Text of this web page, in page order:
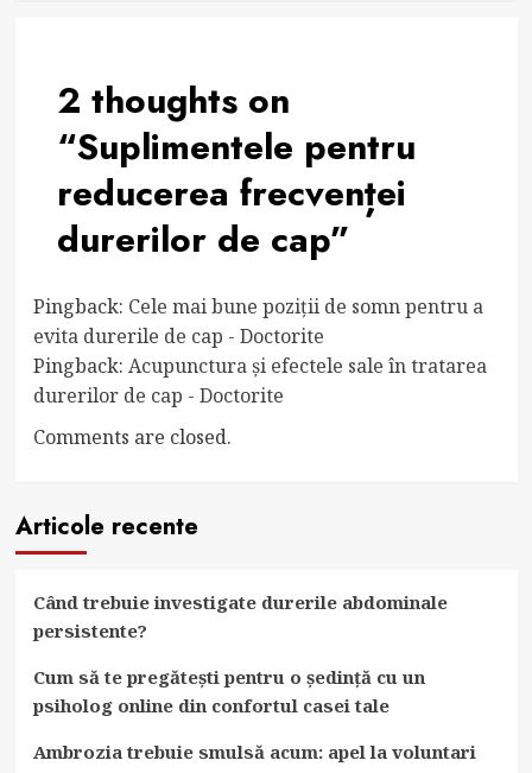
2 thoughts on
“Suplimentele pentru
reducerea frecvenței
durerilor de cap”
Pingback: Cele mai bune poziții de somn pentru a
evita durerile de cap - Doctorite
Pingback: Acupunctura și efectele sale în tratarea
durerilor de cap - Doctorite
Comments are closed.
Articole recente
Când trebuie investigate durerile abdominale
persistente?
Cum să te pregătești pentru o ședință cu un
psiholog online din confortul casei tale
Ambrozia trebuie smulsă acum: apel la voluntari